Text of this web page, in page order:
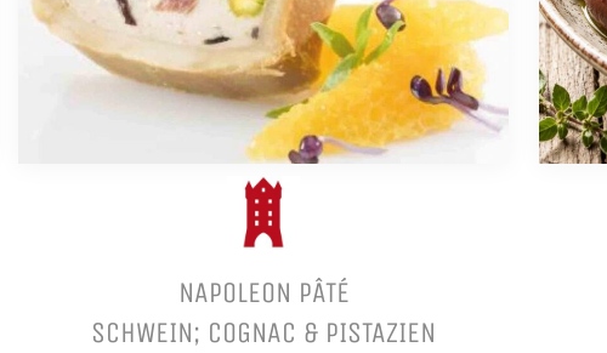
NAPOLEON PÂTÉ
SCHWEIN; COGNAC & PISTAZIEN